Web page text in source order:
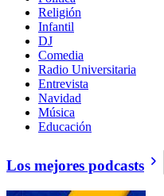
Religión
Infantil
DJ
Comedia
Radio Universitaria
Entrevista
Navidad
Música
Educación
Los mejores podcasts